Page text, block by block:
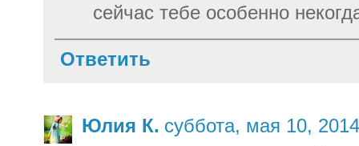
сейчас тебе особенно
Ответить
Юлия К. суббота, мая 10, 2014